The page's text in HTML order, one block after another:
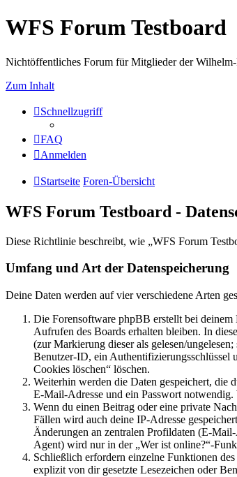
WFS Forum Testboard
Nichtöffentliches Forum für Mitglieder der
Zum Inhalt
Schnellzugriff
FAQ
Anmelden
Startseite Foren-Übersicht
WFS Forum Testboard -
Diese Richtlinie beschreibt, wie „WFS Forum
Umfang und Art der Datenspeicherung
Deine Daten werden auf vier verschiedene Arten
Die Forensoftware phpBB erstellt bei deinem
Aufrufen des Boards erhalten bleiben. In
(zur Markierung dieser als gelesen/
Benutzer-ID, ein Authentifizierungsschlüssel
Cookies löschen“ löschen.
Weiterhin werden die Daten gespeichert, die
E-Mail-Adresse und ein Passwort
Wenn du einen Beitrag oder eine private
Fällen wird auch deine IP-Adresse
Änderungen an zentralen Profildaten (E-
Agent) wird nur in der „Wer ist online?“-
Schließlich erfordern einzelne Funktionen
explizit von dir gesetzte Lesezeichen oder